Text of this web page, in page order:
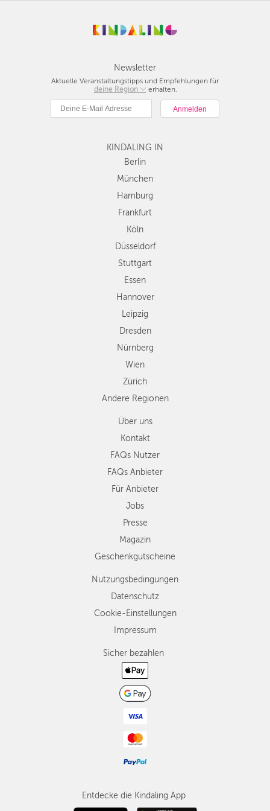
Newsletter
Aktuelle Veranstaltungstipps und Empfehlungen für
deine Region
Berlin
München
Hamburg
Köln
Düsseldorf
Stuttgart
Essen
Dresden
Nürnberg
Wien
Zürich
Andere
Regionen
erhalten.
KINDALING IN
Berlin
München
Hamburg
Frankfurt
Köln
Düsseldorf
Stuttgart
Essen
Hannover
Leipzig
Dresden
Nürnberg
Wien
Zürich
Andere Regionen
Über uns
Kontakt
FAQs Nutzer
FAQs Anbieter
Für Anbieter
Jobs
Presse
Magazin
Geschenkgutscheine
Nutzungsbedingungen
Datenschutz
Cookie-Einstellungen
Impressum
Sicher bezahlen
Entdecke die Kindaling App